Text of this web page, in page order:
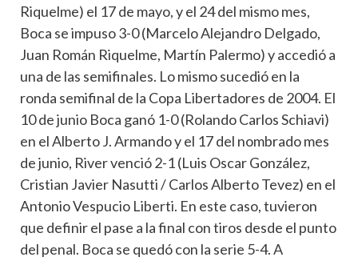
Riquelme) el 17 de mayo, y el 24 del mismo mes,
Boca se impuso 3-0 (Marcelo Alejandro Delgado,
Juan Román Riquelme, Martín Palermo) y accedió a
una de las semifinales. Lo mismo sucedió en la
ronda semifinal de la Copa Libertadores de 2004. El
10 de junio Boca ganó 1-0 (Rolando Carlos Schiavi)
en el Alberto J. Armando y el 17 del nombrado mes
de junio, River venció 2-1 (Luis Oscar González,
Cristian Javier Nasutti / Carlos Alberto Tevez) en el
Antonio Vespucio Liberti. En este caso, tuvieron
que definir el pase a la final con tiros desde el punto
del penal. Boca se quedó con la serie 5-4. A